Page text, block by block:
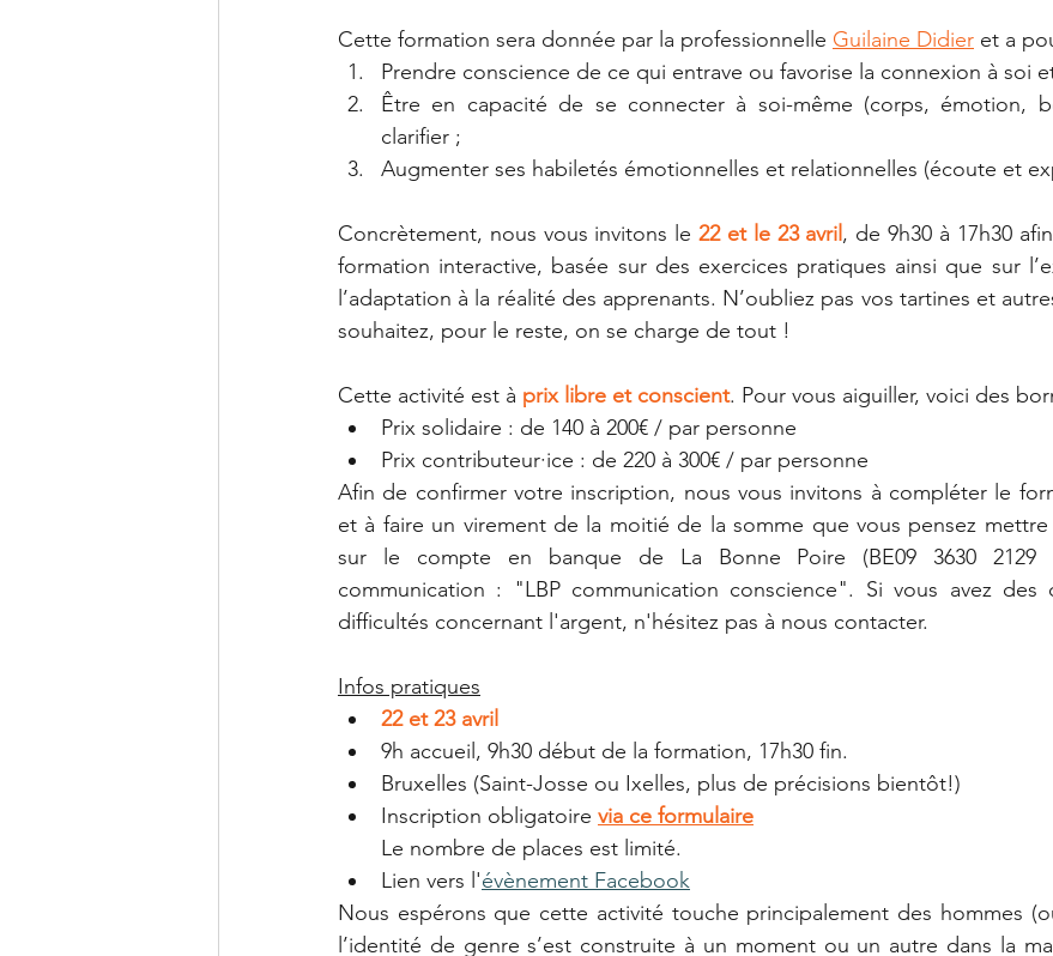
Cette formation sera donnée par la professionnelle Guilaine Didier et a
Prendre conscience de ce qui entrave ou favorise la connexion à soi
Être en capacité de se connecter à soi-même (corps, émotion,
clarifier ;
Augmenter ses habiletés émotionnelles et relationnelles (écoute et
Concrètement, nous vous invitons le 22 et le 23 avril , de 9h30 à 17h30
formation interactive, basée sur des exercices pratiques ainsi que sur
l’adaptation à la réalité des apprenants. N’oubliez pas vos tartines et
souhaitez, pour le reste, on se charge de tout !
Cette activité est à prix libre et conscient. Pour vous aiguiller, voici des
Prix solidaire : de 140 à 200€ / par personne
Prix contributeur·ice : de 220 à 300€ / par personne
Afin de confirmer votre inscription, nous vous invitons à compléter le
et à faire un virement de la moitié de la somme que vous pensez
sur le compte en banque de La Bonne Poire (BE09 3630 2129
communication : "LBP communication conscience". Si vous avez des
difficultés concernant l'argent, n'hésitez pas à nous contacter.
Infos pratiques
22 et 23 avril
9h accueil, 9h30 début de la formation, 17h30 fin.
Bruxelles (Saint-Josse ou Ixelles, plus de précisions bientôt!)
Inscription obligatoire via ce formulaire
Le nombre de places est limité.
Lien vers l'évènement Facebook
Nous espérons que cette activité touche principalement des hommes
l’identité de genre s’est construite à un moment ou un autre dans la